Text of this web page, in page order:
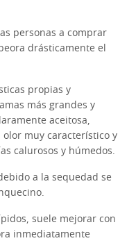
personas a comprar
drásticamente el
propias y
más grandes y
aceitosa,
muy característico y
calurosos y húmedos.
a la sequedad se
suele mejorar con
inmediatamente